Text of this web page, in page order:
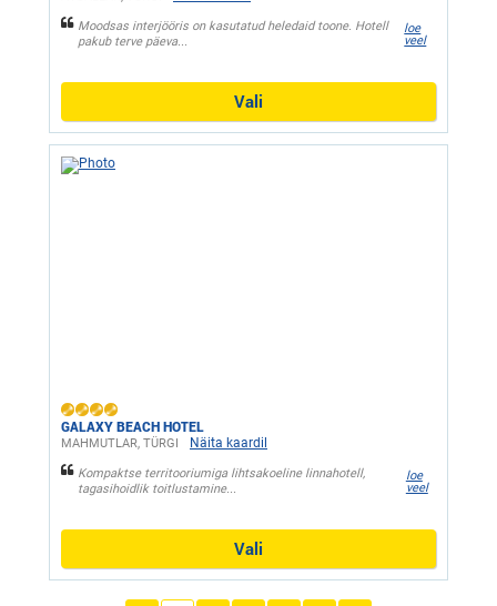
Moodsas interjööris on kasutatud heledaid toone. Hotell
pakub terve päeva...
loe
veel
Vali
GALAXY BEACH HOTEL
MAHMUTLAR, ТÜRGI Näita kaardil
Kompaktse territooriumiga lihtsakoeline linnahotell,
tagasihoidlik toitlustamine...
loe
veel
Vali